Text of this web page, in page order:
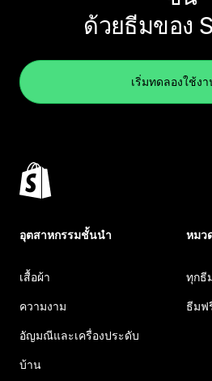
ด้วยธีมของ
เริ่มทดลองใช้ง
อุตสาหกรรมชั้นนำ
เสื้อผ้า
ความงาม
อัญมณีและเครื่องประดับ
บ้าน
หมว
ทุกธี
ธีมฟ